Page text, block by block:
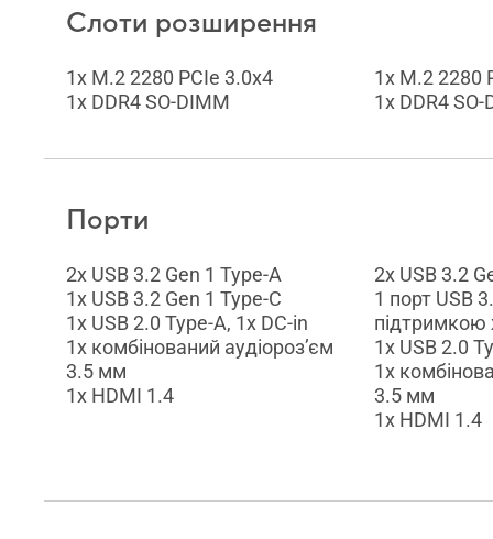
Слоти розширення
1x M.2 2280 PCIe 3.0x4
1x DDR4 SO-DIMM
1x M.2 2280
1x DDR4
Порти
2x USB 3.2 Gen 1 Type-A
1x USB 3.2 Gen 1 Type-C
1x USB 2.0 Type-A, 1x DC-in
1x комбінований аудіороз’єм
3.5 мм
1x HDMI 1.4
2x USB 3.2
1 порт USB
1x USB 2.0
1x
3.5 мм
1x HDMI 1.4